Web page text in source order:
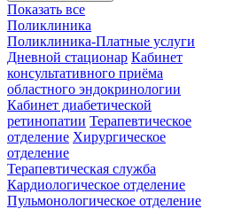
Показать все
Поликлиника
Поликлиника-Платные услуги
Дневной стационар Кабинет
консультативного приёма
областного эндокринологии
Кабинет диабетической
ретинопатии Терапевтическое
отделение Хирургическое
отделение
Терапевтическая служба
Кардиологическое отделение
Пульмонологическое отделение